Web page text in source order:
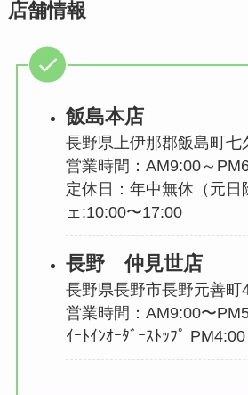
店舗情報
飯島本店
長野県上伊那郡飯島町七
営業時間：AM9:00～
定休日：年中無休（元
ェ:10:00〜17:00
長野 仲見世店
長野県長野市長野元善町
営業時間：AM9:00〜
ｲｰﾄｲﾝｵｰﾀﾞｰｽﾄｯﾌﾟ PM4:00